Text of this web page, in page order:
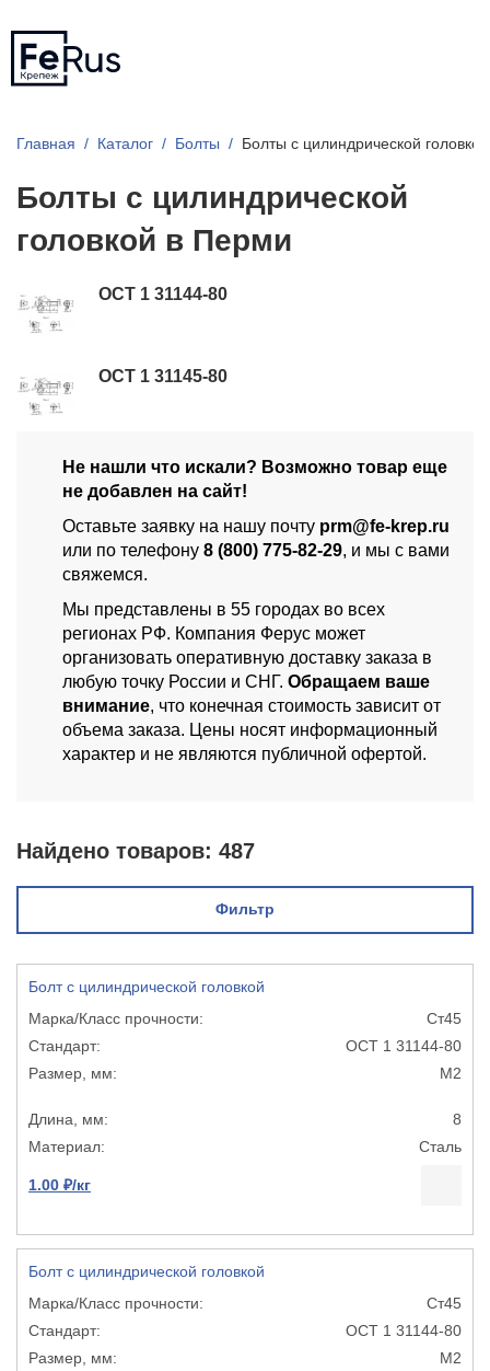
Главная Каталог Болты Болты с цилиндрической головкой
Болты с цилиндрической
головкой в Перми
ОСТ 1 31144-80
ОСТ 1 31145-80
Не нашли что искали? Возможно товар еще
не добавлен на сайт!
Оставьте заявку на нашу почту prm@fe-krep.ru
или по телефону 8 (800) 775-82-29, и мы с вами
свяжемся.
Мы представлены в 55 городах во всех
регионах РФ. Компания Ферус может
организовать оперативную доставку заказа в
любую точку России и СНГ. Обращаем ваше
внимание, что конечная стоимость зависит от
объема заказа. Цены носят информационный
характер и не являются публичной офертой.
Найдено товаров: 487
Фильтр
Болт с цилиндрической головкой
Ст45
ОСТ 1 31144-80
М2
8
Сталь
1.00 ₽/кг
Болт с цилиндрической головкой
Ст45
ОСТ 1 31144-80
М2